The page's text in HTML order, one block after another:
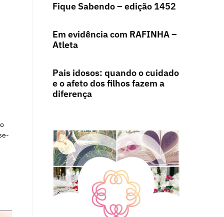
Fique Sabendo – edição 1452
Em evidência com RAFINHA –
Atleta
Pais idosos: quando o cuidado
e o afeto dos filhos fazem a
diferença